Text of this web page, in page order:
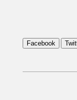
Facebook